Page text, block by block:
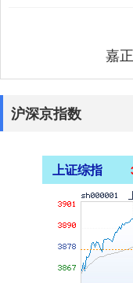
嘉
沪深京指数
上证综指